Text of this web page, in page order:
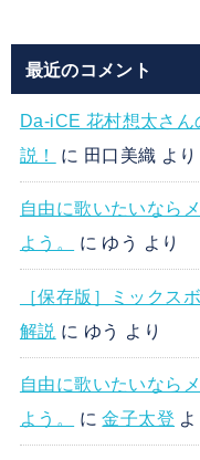
最近のコメント
Da-iCE 花村想太さ
説！
に 田口美織 より
自由に歌いたいなら
よう。
に ゆう より
［保存版］ミックス
解説 に ゆう より
自由に歌いたいなら
よう。
に金子太登 よ